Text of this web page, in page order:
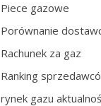
Piece gazowe
Porównanie
Rachunek za gaz
Ranking
rynek gazu